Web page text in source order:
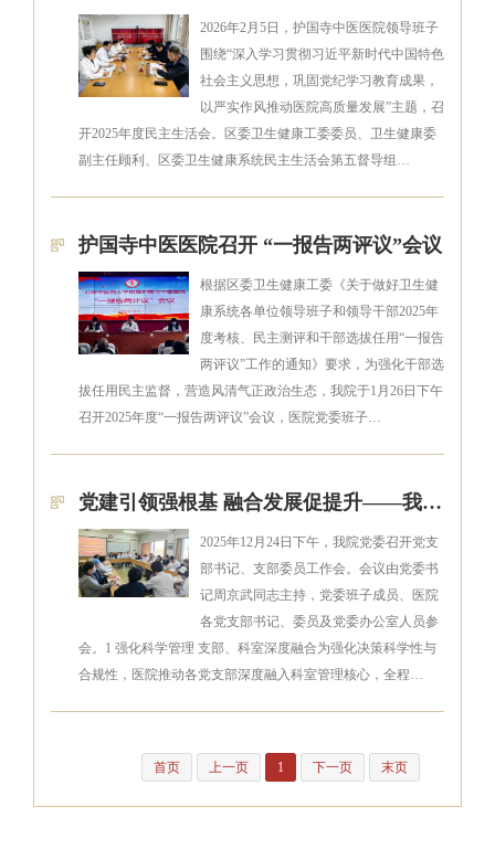
2026年2月5日，护国寺中医医院领导班子
围绕“深入学习贯彻习近平新时代中国特色
社会主义思想，巩固党纪学习教育成果，
以严实作风推动医院高质量发展”主题，召
开2025年度民主生活会。区委卫生健康工委委员、卫生健康委
副主任顾利、区委卫生健康系统民主生活会第五督导组…
护国寺中医医院召开 “一报告两评议”会议
根据区委卫生健康工委《关于做好卫生健
康系统各单位领导班子和领导干部2025年
度考核、民主测评和干部选拔任用“一报告
两评议”工作的通知》要求，为强化干部选
拔任用民主监督，营造风清气正政治生态，我院于1月26日下午
召开2025年度“一报告两评议”会议，医院党委班子…
党建引领强根基 融合发展促提升——我院召开党支部书记、支部委员工作会
2025年12月24日下午，我院党委召开党支
部书记、支部委员工作会。会议由党委书
记周京武同志主持，党委班子成员、医院
各党支部书记、委员及党委办公室人员参
会。1 强化科学管理 支部、科室深度融合为强化决策科学性与
合规性，医院推动各党支部深度融入科室管理核心，全程…
首页 上一页 1 下一页 末页